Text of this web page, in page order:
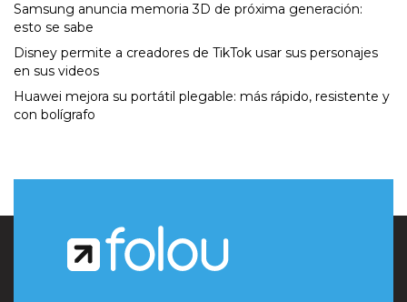
Samsung anuncia memoria 3D de próxima generación:
esto se sabe
Disney permite a creadores de TikTok usar sus personajes
en sus videos
Huawei mejora su portátil plegable: más rápido, resistente y
con bolígrafo